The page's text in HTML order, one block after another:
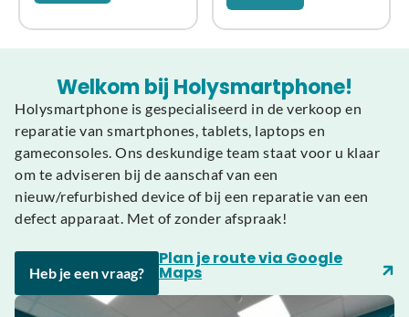
Welkom bij Holysmartphone!
Holysmartphone is gespecialiseerd in de verkoop en
reparatie van smartphones, tablets, laptops en
gameconsoles. Ons deskundige team staat voor u klaar
om te adviseren bij de aanschaf van een
nieuw/refurbished device of bij een reparatie van een
defect apparaat. Met of zonder afspraak!
Heb je een vraag?
Plan je route via Google
Maps